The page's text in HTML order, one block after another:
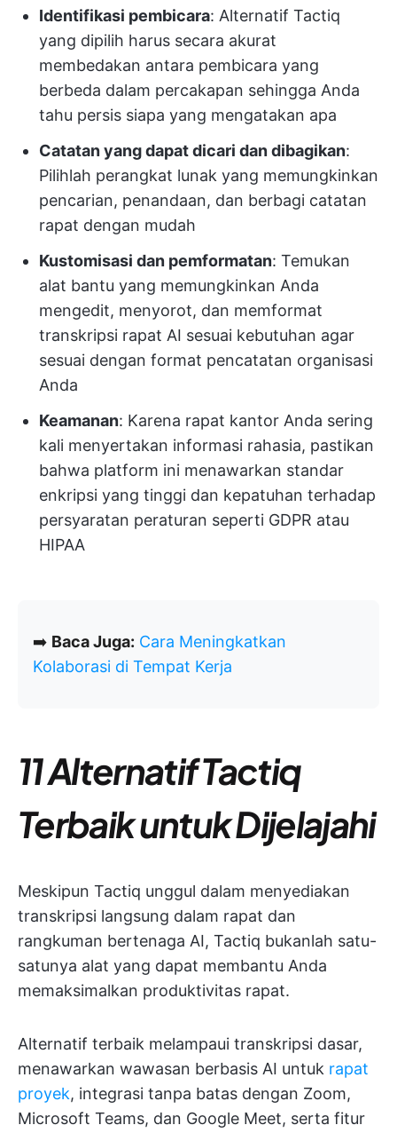
Identifikasi pembicara: Alternatif Tactiq
yang dipilih harus secara akurat
membedakan antara pembicara yang
berbeda dalam percakapan sehingga Anda
tahu persis siapa yang mengatakan apa
Catatan yang dapat dicari dan dibagikan:
Pilihlah perangkat lunak yang memungkinkan
pencarian, penandaan, dan berbagi catatan
rapat dengan mudah
Kustomisasi dan pemformatan: Temukan
alat bantu yang memungkinkan Anda
mengedit, menyorot, dan memformat
transkripsi rapat AI sesuai kebutuhan agar
sesuai dengan format pencatatan organisasi
Anda
Keamanan: Karena rapat kantor Anda sering
kali menyertakan informasi rahasia, pastikan
bahwa platform ini menawarkan standar
enkripsi yang tinggi dan kepatuhan terhadap
persyaratan peraturan seperti GDPR atau
HIPAA
➡️ Baca Juga: Cara Meningkatkan
Kolaborasi di Tempat Kerja
11 Alternatif Tactiq
Terbaik untuk Dijelajahi
Meskipun Tactiq unggul dalam menyediakan
transkripsi langsung dalam rapat dan
rangkuman bertenaga AI, Tactiq bukanlah satu-
satunya alat yang dapat membantu Anda
memaksimalkan produktivitas rapat.
Alternatif terbaik melampaui transkripsi dasar,
menawarkan wawasan berbasis AI untuk rapat
proyek, integrasi tanpa batas dengan Zoom,
Microsoft Teams, dan Google Meet, serta fitur